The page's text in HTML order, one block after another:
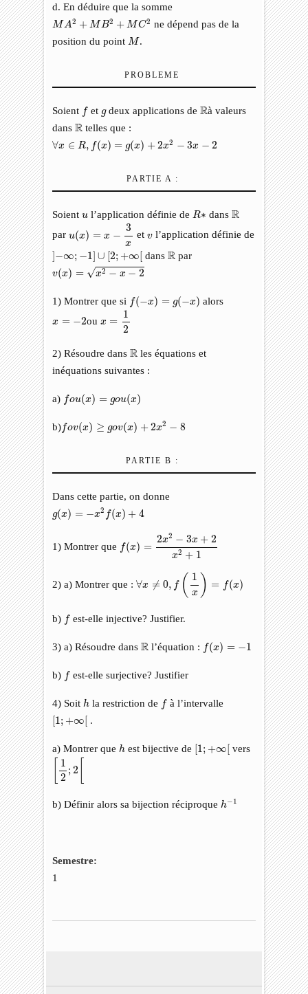
d. En déduire que la somme
MA2 + MB2 + MC2
MA2 MB2+MC 2
ne dépend pas de la
position du point M
M.
PROBLEME
Soient f
f et g
gdeux applications deR
ℝà valeurs
dansR
ℝ telles que :
∀x ∈ R, f(x) = g(x) +2x2 − 3x − 2
∀ ∈ R,f x) g +2 x2 − 3x −2
PARTIE A :
Soientu
u l’application définie de R∗
R∗ dansR
ℝ
paru(x) = x −
3
x
− 3
et v
vl’application définie de
]−∞; −1] ∪ [2; +∞[
] ∪ [ 2 +∞ [ dans R
ℝ par
v(x) = √x2 − x − 2
( ) x−2
1) Montrer que si f(−x) = g(−x)
f(− = ) alors
x = −2
x oux =
1
2
x
2) Résoudre dansR
ℝ les équations et
inéquations suivantes :
a) fou(x) = gou(x)
fo x =
b) fov(x) ≥ gov(x) +2x2 − 8
fo x ≥ g + 2x −8
PARTIE B :
Dans cette partie, on donne
g(x) = −x2 f(x) + 4
( ) (x )+
1) Montrer que f(x) =
2x2 − 3x + 2
x2 + 1
2− 3x 2x
2) a) Montrer que :∀x ≠ 0, f ( 1
x ) = f(x)
= f( x
b) f
f est-elle injective? Justifier.
3) a) Résoudre dansR
ℝ l’équation : f(x) = −1
f(x =
b) f
f est-elle surjective? Justifier
4) Soit h
h la restriction de f
f à l’intervalle
[1; +∞[
[1 + .
a) Montrer que h
h est bijective de [1; +∞[
[1 + vers
1
2
; 2
[12
b) Définir alors sa bijection réciproque h−1
h 1
Semestre:
1